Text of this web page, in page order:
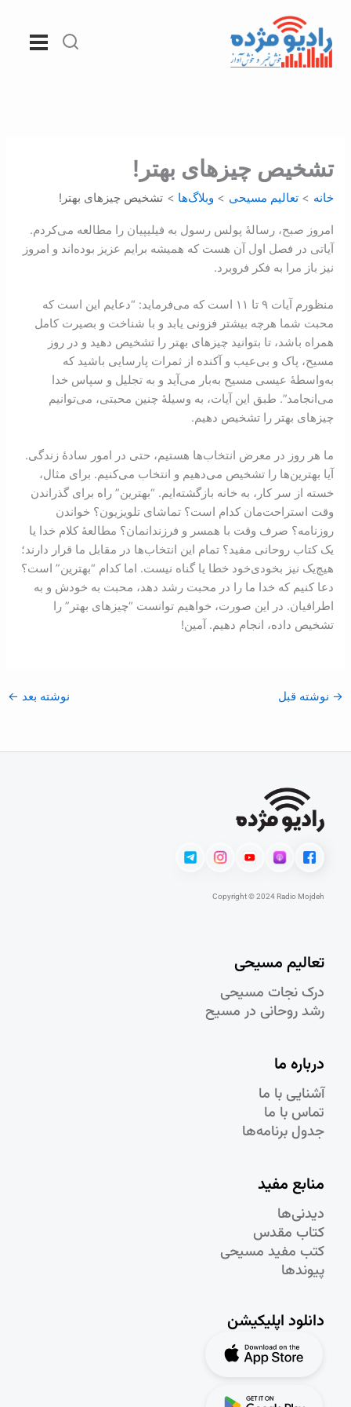
محتوا
تشخیص چيزهای بهتر!
خانه تعالیم مسیحی وبلاگ‌ها تشخیص چيزهای بهتر!
امروز صبح، رسالۀ پولس رسول به فیلیپیان را مطالعه می‌کردم.
آیاتی در فصل اول آن هست که همیشه برایم عزیز بوده‌اند و امروز
نیز باز مرا به فکر فروبرد.
منظورم آیات ۹ تا ۱۱ است که می‌فرماید: “دعایم این است که
محبت شما هرچه بیشتر فزونی یابد و با شناخت و بصیرت کامل
همراه باشد، تا بتوانید چيزهای بهتر را تشخیص دهید و در روز
مسیح، پاک و بی‌عیب و آکنده از ثمرات پارسایی باشید که
به‌واسطۀ عیسی مسیح به‌بار می‌آید و به تجلیل و سپاس خدا
می‌انجامد”. طبق این آیات، به وسيلۀ چنين محبتی، می‌توانیم
چيزهای بهتر را تشخیص دهیم.
ما هر روز در معرض انتخاب‌ها هستیم، حتی در امور سادۀ زندگی.
آیا بهترین‌ها را تشخیص می‌دهیم و انتخاب می‌کنیم. برای مثال،
خسته از سر کار، به خانه بازگشته‌ایم. “بهترین” راه برای گذراندن
وقت استراحت‌مان کدام است؟ تماشای تلویزیون؟ خواندن
روزنامه؟ صرف وقت با همسر و فرزندانمان؟ مطالعۀ کلام خدا یا
یک کتاب روحانی مفید؟ تمام این انتخاب‌ها در مقابل ما قرار دارند؛
هیچ‌یک نیز بخودی‌خود خطا یا گناه نیست. اما کدام “بهترین” است؟
دعا کنیم که خدا ما را در محبت رشد دهد، محبت به خودش و به
اطرافیان. در این صورت، خواهیم توانست “چيزهای بهتر” را
تشخیص داده، انجام دهیم. آمین!
→ نوشته قبل نوشته بعد ←
Copyright © 2024 Radio Mojdeh
تعالیم مسیحی
درک نجات مسيحی
رشد روحانی در مسيح
درباره ما
آشنایی با ما
تماس با ما
جدول برنامه‌ها
منابع مفید
دیدنی‌ها
کتاب مقدس
کتب مفید مسیحی
پیوندها
دانلود اپلیکیشن